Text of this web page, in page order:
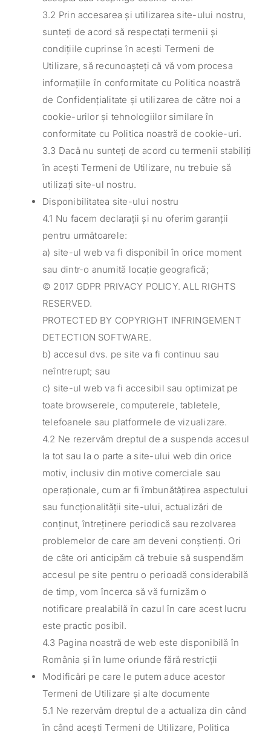
3.2 Prin accesarea și utilizarea site-ului nostru,
sunteți de acord să respectați termenii și
condițiile cuprinse în acești Termeni de
Utilizare, să recunoașteți că vă vom procesa
informațiile în conformitate cu Politica noastră
de Confidențialitate și utilizarea de către noi a
cookie-urilor și tehnologiilor similare în
conformitate cu Politica noastră de cookie-uri.
3.3 Dacă nu sunteți de acord cu termenii stabiliți
în acești Termeni de Utilizare, nu trebuie să
utilizați site-ul nostru.
Disponibilitatea site-ului nostru
4.1 Nu facem declarații și nu oferim garanții
pentru următoarele:
a) site-ul web va fi disponibil în orice moment
sau dintr-o anumită locație geografică;
© 2017 GDPR PRIVACY POLICY. ALL RIGHTS
RESERVED.
PROTECTED BY COPYRIGHT INFRINGEMENT
DETECTION SOFTWARE.
b) accesul dvs. pe site va fi continuu sau
neîntrerupt; sau
c) site-ul web va fi accesibil sau optimizat pe
toate browserele, computerele, tabletele,
telefoanele sau platformele de vizualizare.
4.2 Ne rezervăm dreptul de a suspenda accesul
la tot sau la o parte a site-ului web din orice
motiv, inclusiv din motive comerciale sau
operaționale, cum ar fi îmbunătățirea aspectului
sau funcționalității site-ului, actualizări de
conținut, întreținere periodică sau rezolvarea
problemelor de care am deveni conștienți. Ori
de câte ori anticipăm că trebuie să suspendăm
accesul pe site pentru o perioadă considerabilă
de timp, vom încerca să vă furnizăm o
notificare prealabilă în cazul în care acest lucru
este practic posibil.
4.3 Pagina noastră de web este disponibilă în
România și în lume oriunde fără restricții
Modificări pe care le putem aduce acestor
Termeni de Utilizare și alte documente
5.1 Ne rezervăm dreptul de a actualiza din când
în când acești Termeni de Utilizare, Politica